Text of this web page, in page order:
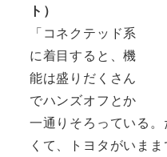
ト）
「コネクテッド系
に着目すると、機
能は盛りだくさん
でハンズオフとか
一通りそろっている
くて、トヨタがいま